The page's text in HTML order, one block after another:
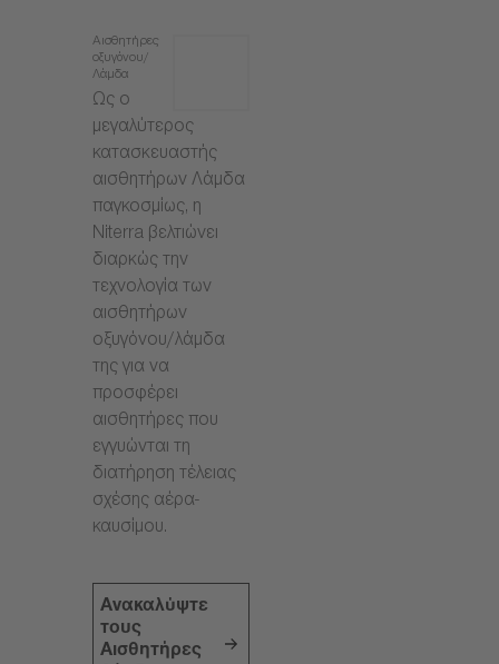
Αισθητήρες
οξυγόνου/
Λάμδα
Ως ο
μεγαλύτερος
κατασκευαστής
αισθητήρων Λάμδα
παγκοσμίως, η
Niterra βελτιώνει
διαρκώς την
τεχνολογία των
αισθητήρων
οξυγόνου/λάμδα
της για να
προσφέρει
αισθητήρες που
εγγυώνται τη
διατήρηση τέλειας
σχέσης αέρα-
καυσίμου.
Ανακαλύψτε
τους
Αισθητήρες